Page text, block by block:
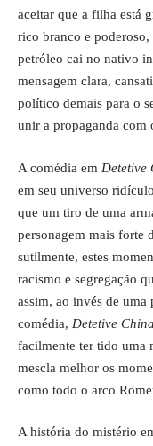
aceitar que a filha está
rico branco e
petróleo cai no nativo
mensagem clara,
político demais para o
unir a propaganda com
A comédia em Detetive
em seu universo
que um tiro de uma
personagem mais forte
sutilmente, estes
racismo e segregação
assim, ao invés de uma
comédia, Detetive
facilmente ter tido uma
mescla melhor os
como todo o arco
A história do mistério